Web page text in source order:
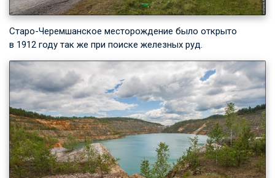
Старо-Черемшанское месторождение было открыто
в 1912 году так же при поиске железных руд.